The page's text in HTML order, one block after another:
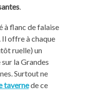
.
à flanc de falaise
Il offre à chaque
ruelle) un
la Grandes
Surtout ne
tavernede ce